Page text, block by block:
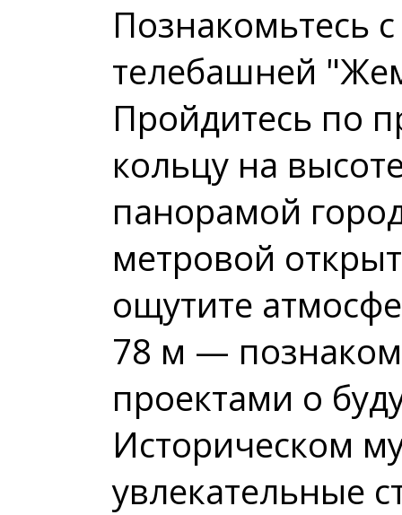
Познакомьтесь
телебашней
Пройдитесь по
кольцу на
панорамой
метровой
ощутите
78 м —
проектами о
Историческом
увлекательные